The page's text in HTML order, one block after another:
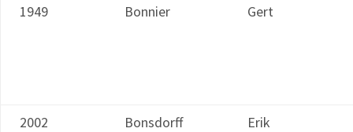
1949 Bonnier Gert
2002 Bonsdorff Erik